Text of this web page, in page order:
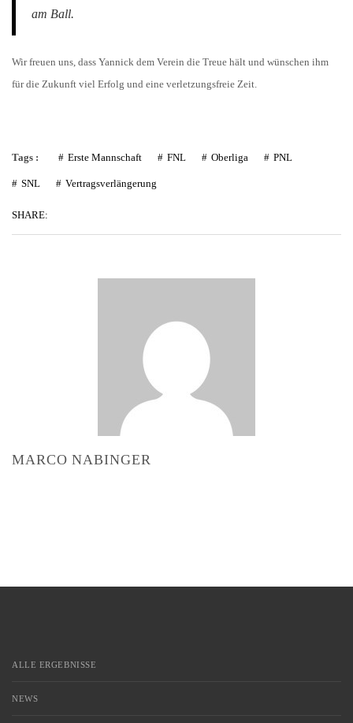
am Ball.
Wir freuen uns, dass Yannick dem Verein die Treue hält und wünschen ihm
für die Zukunft viel Erfolg und eine verletzungsfreie Zeit.
Tags : Erste Mannschaft FNL Oberliga PNL
SNL Vertragsverlängerung
SHARE:
MARCO NABINGER
ALLE ERGEBNISSE
NEWS